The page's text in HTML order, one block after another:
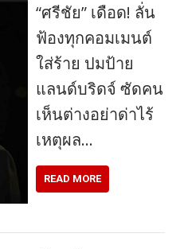
“ศรีชัย” เดือด! ลั่น
ฟ้องทุกคอมเมนต์
ใส่ร้าย ปมป้าย
แลนด์บริดจ์ ซัดคน
เห็นต่างอย่าด่าไร้
เหตุผล…
READ MORE